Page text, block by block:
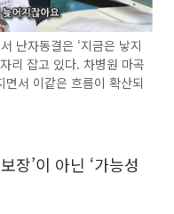
난자동결은 ‘지금은 낳지
리 잡고 있다. 차병원 마곡
서 이같은 흐름이 확산되
장’이 아닌 ‘가능성